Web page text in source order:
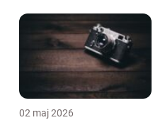
02 maj 2026